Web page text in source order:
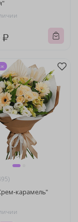
₽
карамель"